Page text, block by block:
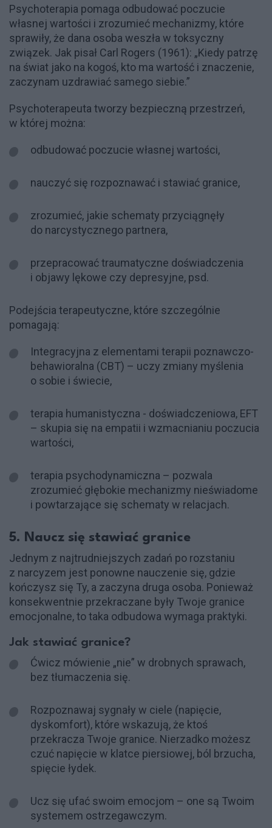
Psychoterapia pomaga odbudować poczucie
własnej wartości i zrozumieć mechanizmy, które
sprawiły, że dana osoba weszła w toksyczny
związek. Jak pisał Carl Rogers (1961): „Kiedy patrzę
na świat jako na kogoś, kto ma wartość i znaczenie,
zaczynam uzdrawiać samego siebie.”
Psychoterapeuta tworzy bezpieczną przestrzeń,
w której można:
odbudować poczucie własnej wartości,
nauczyć się rozpoznawać i stawiać granice,
zrozumieć, jakie schematy przyciągnęły
do narcystycznego partnera,
przepracować traumatyczne doświadczenia
i objawy lękowe czy depresyjne, psd.
Podejścia terapeutyczne, które szczególnie
pomagają:
Integracyjna z elementami terapii poznawczo-
behawioralna (CBT) – uczy zmiany myślenia
o sobie i świecie,
terapia humanistyczna - doświadczeniowa, EFT
– skupia się na empatii i wzmacnianiu poczucia
wartości,
terapia psychodynamiczna – pozwala
zrozumieć głębokie mechanizmy nieświadome
i powtarzające się schematy w relacjach.
5. Naucz się stawiać granice
Jednym z najtrudniejszych zadań po rozstaniu
z narcyzem jest ponowne nauczenie się, gdzie
kończysz się Ty, a zaczyna druga osoba. Ponieważ
konsekwentnie przekraczane były Twoje granice
emocjonalne, to taka odbudowa wymaga praktyki.
Jak stawiać granice?
Ćwicz mówienie „nie” w drobnych sprawach,
bez tłumaczenia się.
Rozpoznawaj sygnały w ciele (napięcie,
dyskomfort), które wskazują, że ktoś
przekracza Twoje granice. Nierzadko możesz
czuć napięcie w klatce piersiowej, ból brzucha,
spięcie łydek.
Ucz się ufać swoim emocjom – one są Twoim
systemem ostrzegawczym.